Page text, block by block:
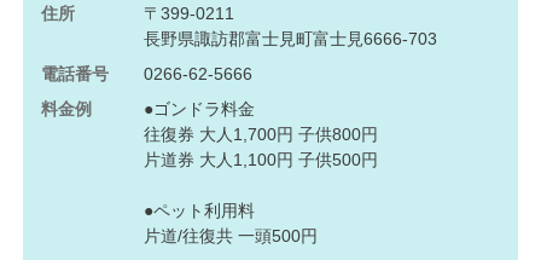
住所
〒399-0211
長野県諏訪郡富士見町富士見6666-703
電話番号
0266-62-5666
料金例
●ゴンドラ料金
往復券 大人1,700円 子供800円
片道券 大人1,100円 子供500円
●ペット利用料
片道/往復共 一頭500円